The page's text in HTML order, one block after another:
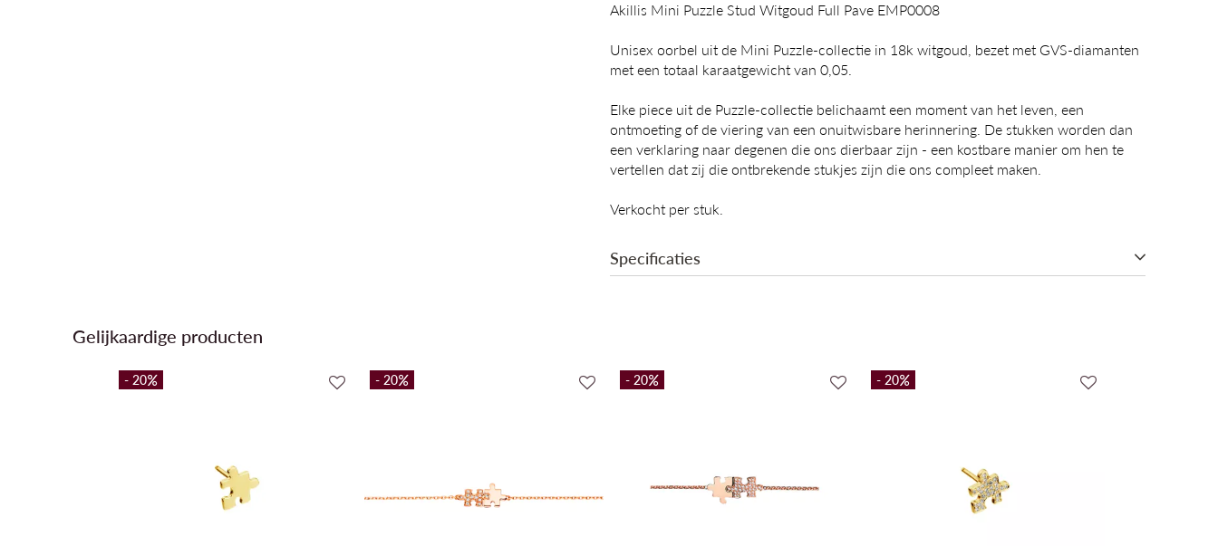
Akillis Mini Puzzle Stud Witgoud Full Pave EMP0008
Unisex oorbel uit de Mini Puzzle-collectie in 18k witgoud, bezet met GVS-diamanten
met een totaal karaatgewicht van 0,05.
Elke piece uit de Puzzle-collectie belichaamt een moment van het leven, een
ontmoeting of de viering van een onuitwisbare herinnering. De stukken worden dan
een verklaring naar degenen die ons dierbaar zijn - een kostbare manier om hen te
vertellen dat zij die ontbrekende stukjes zijn die ons compleet maken.
Verkocht per stuk.
Specificaties
Gelijkaardige producten
- 20 - 20 - 20 - 20